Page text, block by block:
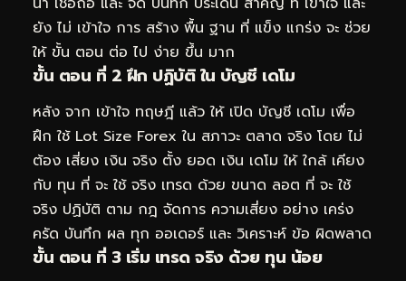
ยัง ไม่ เข้าใจ การ สร้าง พื้น ฐาน ที่ แข็ง แกร่ง จะ ช่วย
ให้ ขั้น ตอน ต่อ ไป ง่าย ขึ้น มาก
ขั้น ตอน ที่ 2 ฝึก ปฏิบัติ ใน บัญชี เดโม
หลัง จาก เข้าใจ ทฤษฎี แล้ว ให้ เปิด บัญชี เดโม เพื่อ
ฝึก ใช้ Lot Size Forex ใน สภาวะ ตลาด จริง โดย ไม่
ต้อง เสี่ยง เงิน จริง ตั้ง ยอด เงิน เดโม ให้ ใกล้ เคียง
กับ ทุน ที่ จะ ใช้ จริง เทรด ด้วย ขนาด ลอต ที่ จะ ใช้
จริง ปฏิบัติ ตาม กฎ จัดการ ความเสี่ยง อย่าง เคร่ง
ครัด บันทึก ผล ทุก ออเดอร์ และ วิเคราะห์ ข้อ ผิดพลาด
ขั้น ตอน ที่ 3 เริ่ม เทรด จริง ด้วย ทุน น้อย